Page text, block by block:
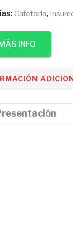
$ 15.000.$
Cafeteria,
INFO